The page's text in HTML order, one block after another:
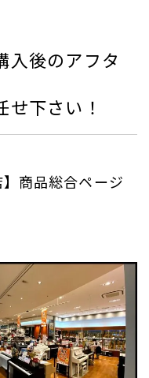
入後のアフタ
下さい！
】商品総合ページ